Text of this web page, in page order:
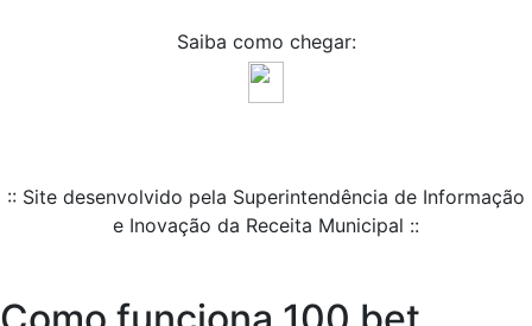
Saiba como chegar:
:: Site desenvolvido pela Superintendência de Informação
e Inovação da Receita Municipal ::